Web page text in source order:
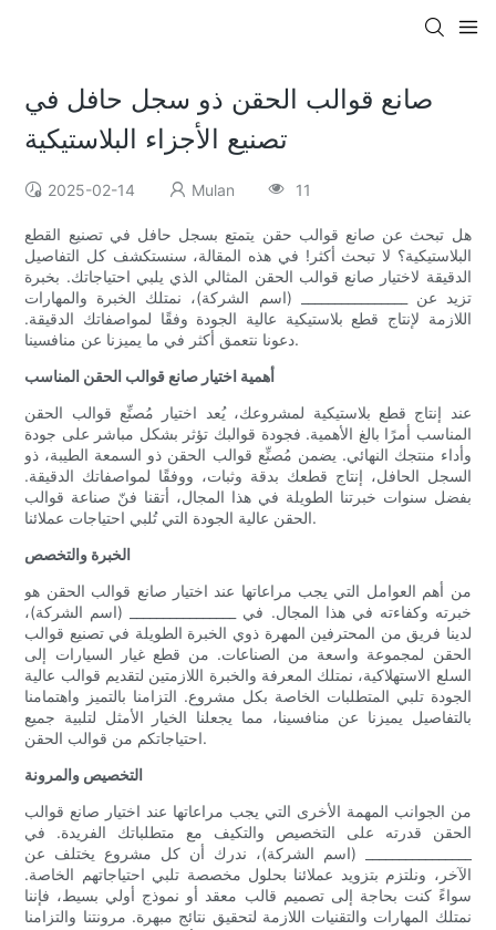
صانع قوالب الحقن ذو سجل حافل في
تصنيع الأجزاء البلاستيكية
2025-02-14 Mulan 11
هل تبحث عن صانع قوالب حقن يتمتع بسجل حافل في تصنيع القطع
البلاستيكية؟ لا تبحث أكثر! في هذه المقالة، سنستكشف كل التفاصيل
الدقيقة لاختيار صانع قوالب الحقن المثالي الذي يلبي احتياجاتك. بخبرة
تزيد عن ________________ (اسم الشركة)، نمتلك الخبرة والمهارات
اللازمة لإنتاج قطع بلاستيكية عالية الجودة وفقًا لمواصفاتك الدقيقة.
دعونا نتعمق أكثر في ما يميزنا عن منافسينا.
أهمية اختيار صانع قوالب الحقن المناسب
عند إنتاج قطع بلاستيكية لمشروعك، يُعد اختيار مُصنِّع قوالب الحقن
المناسب أمرًا بالغ الأهمية. فجودة قوالبك تؤثر بشكل مباشر على جودة
وأداء منتجك النهائي. يضمن مُصنِّع قوالب الحقن ذو السمعة الطيبة، ذو
السجل الحافل، إنتاج قطعك بدقة وثبات، ووفقًا لمواصفاتك الدقيقة.
بفضل سنوات خبرتنا الطويلة في هذا المجال، أتقنا فنّ صناعة قوالب
الحقن عالية الجودة التي تُلبي احتياجات عملائنا.
الخبرة والتخصص
من أهم العوامل التي يجب مراعاتها عند اختيار صانع قوالب الحقن هو
خبرته وكفاءته في هذا المجال. في ________________ (اسم الشركة)،
لدينا فريق من المحترفين المهرة ذوي الخبرة الطويلة في تصنيع قوالب
الحقن لمجموعة واسعة من الصناعات. من قطع غيار السيارات إلى
السلع الاستهلاكية، نمتلك المعرفة والخبرة اللازمتين لتقديم قوالب عالية
الجودة تلبي المتطلبات الخاصة بكل مشروع. التزامنا بالتميز واهتمامنا
بالتفاصيل يميزنا عن منافسينا، مما يجعلنا الخيار الأمثل لتلبية جميع
احتياجاتكم من قوالب الحقن.
التخصيص والمرونة
من الجوانب المهمة الأخرى التي يجب مراعاتها عند اختيار صانع قوالب
الحقن قدرته على التخصيص والتكيف مع متطلباتك الفريدة. في
________________ (اسم الشركة)، ندرك أن كل مشروع يختلف عن
الآخر، ونلتزم بتزويد عملائنا بحلول مخصصة تلبي احتياجاتهم الخاصة.
سواءً كنت بحاجة إلى تصميم قالب معقد أو نموذج أولي بسيط، فإننا
نمتلك المهارات والتقنيات اللازمة لتحقيق نتائج مبهرة. مرونتنا والتزامنا